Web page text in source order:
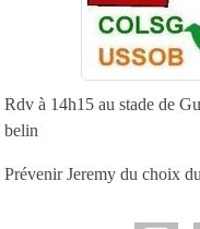
Rdv à 14h15 au stade de
belin
Prévenir Jeremy du choix